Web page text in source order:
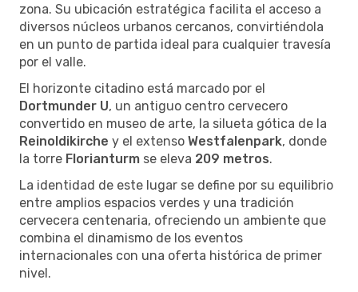
zona. Su ubicación estratégica facilita el acceso a
diversos núcleos urbanos cercanos, convirtiéndola
en un punto de partida ideal para cualquier travesía
por el valle.
El horizonte citadino está marcado por el
Dortmunder U, un antiguo centro cervecero
convertido en museo de arte, la silueta gótica de la
Reinoldikirche y el extenso Westfalenpark, donde
la torre Florianturm se eleva 209 metros.
La identidad de este lugar se define por su equilibrio
entre amplios espacios verdes y una tradición
cervecera centenaria, ofreciendo un ambiente que
combina el dinamismo de los eventos
internacionales con una oferta histórica de primer
nivel.